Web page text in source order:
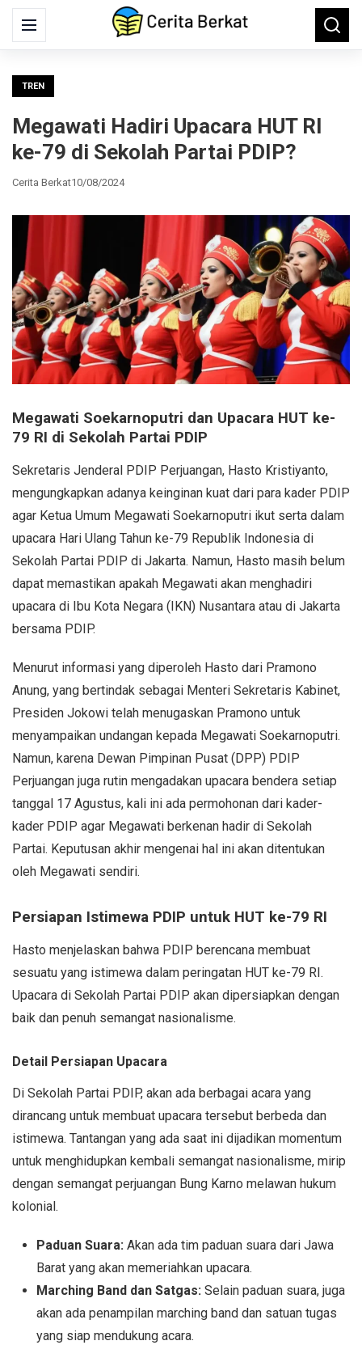
Menu
Search
for:
TREN
Megawati Hadiri Upacara HUT RI
ke-79 di Sekolah Partai PDIP?
Cerita Berkat10/08/2024
Megawati Soekarnoputri dan Upacara HUT ke-
79 RI di Sekolah Partai PDIP
Sekretaris Jenderal PDIP Perjuangan, Hasto Kristiyanto,
mengungkapkan adanya keinginan kuat dari para kader PDIP
agar Ketua Umum Megawati Soekarnoputri ikut serta dalam
upacara Hari Ulang Tahun ke-79 Republik Indonesia di
Sekolah Partai PDIP di Jakarta. Namun, Hasto masih belum
dapat memastikan apakah Megawati akan menghadiri
upacara di Ibu Kota Negara (IKN) Nusantara atau di Jakarta
bersama PDIP.
Menurut informasi yang diperoleh Hasto dari Pramono
Anung, yang bertindak sebagai Menteri Sekretaris Kabinet,
Presiden Jokowi telah menugaskan Pramono untuk
menyampaikan undangan kepada Megawati Soekarnoputri.
Namun, karena Dewan Pimpinan Pusat (DPP) PDIP
Perjuangan juga rutin mengadakan upacara bendera setiap
tanggal 17 Agustus, kali ini ada permohonan dari kader-
kader PDIP agar Megawati berkenan hadir di Sekolah
Partai. Keputusan akhir mengenai hal ini akan ditentukan
oleh Megawati sendiri.
Persiapan Istimewa PDIP untuk HUT ke-79 RI
Hasto menjelaskan bahwa PDIP berencana membuat
sesuatu yang istimewa dalam peringatan HUT ke-79 RI.
Upacara di Sekolah Partai PDIP akan dipersiapkan dengan
baik dan penuh semangat nasionalisme.
Detail Persiapan Upacara
Di Sekolah Partai PDIP, akan ada berbagai acara yang
dirancang untuk membuat upacara tersebut berbeda dan
istimewa. Tantangan yang ada saat ini dijadikan momentum
untuk menghidupkan kembali semangat nasionalisme, mirip
dengan semangat perjuangan Bung Karno melawan hukum
kolonial.
Paduan Suara: Akan ada tim paduan suara dari Jawa
Barat yang akan memeriahkan upacara.
Marching Band dan Satgas: Selain paduan suara, juga
akan ada penampilan marching band dan satuan tugas
yang siap mendukung acara.